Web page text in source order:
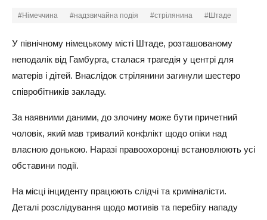
#Німеччина #надзвичайна подія #стрілянина #Штаде
У північному німецькому місті Штаде, розташованому
неподалік від Гамбурга, сталася трагедія у центрі для
матерів і дітей. Внаслідок стрілянини загинули шестеро
співробітників закладу.
За наявними даними, до злочину може бути причетний
чоловік, який мав тривалий конфлікт щодо опіки над
власною донькою. Наразі правоохоронці встановлюють усі
обставини події.
На місці інциденту працюють слідчі та криміналісти.
Деталі розслідування щодо мотивів та перебігу нападу